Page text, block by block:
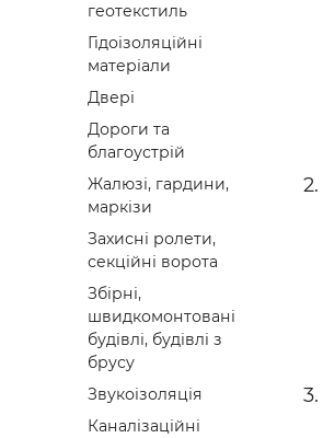
геотекстиль
Гідоізоляційні
матеріали
Двері
Дороги та
благоустрій
Жалюзі, гардини,
маркізи
Захисні ролети,
секційні ворота
Збірні,
швидкомонтовані
будівлі, будівлі з
брусу
Звукоізоляція
Каналізаційні